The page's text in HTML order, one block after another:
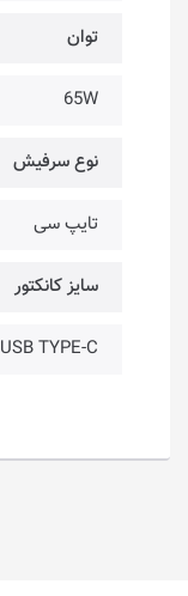
توان
65W
نوع سرفیش
تایپ سی
سایز کانکتور
USB TYPE-C